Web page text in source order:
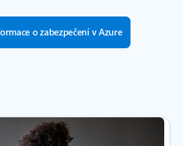
o zabezpečení v Azure